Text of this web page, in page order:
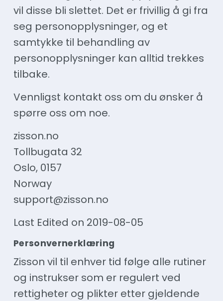
vil disse bli slettet. Det er frivillig å gi fra
seg personopplysninger, og et
samtykke til behandling av
personopplysninger kan alltid trekkes
tilbake.
Vennligst kontakt oss om du ønsker å
spørre oss om noe.
zisson.no
Tollbugata 32
Oslo, 0157
Norway
support@zisson.no
Last Edited on 2019-08-05
Personvernerklæring
Zisson vil til enhver tid følge alle rutiner
og instrukser som er regulert ved
rettigheter og plikter etter gjeldende